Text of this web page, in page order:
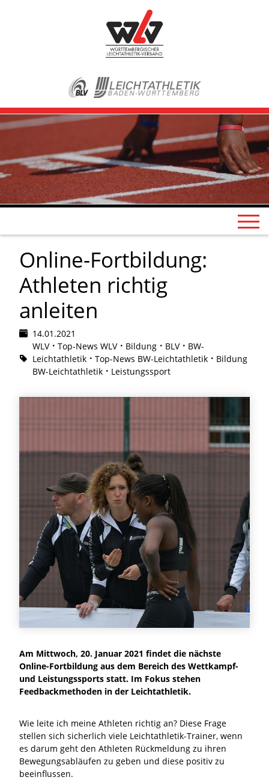
Online-Fortbildung:
Athleten richtig
anleiten
14.01.2021
WLV
Top-News WLV Bildung BLV
BW-
Leichtathletik
Top-News BW-Leichtathletik
Bildung
BW-Leichtathletik
Leistungssport
Am Mittwoch, 20. Januar 2021 findet die nächste
Online-Fortbildung aus dem Bereich des Wettkampf-
und Leistungssports statt. Im Fokus stehen
Feedbackmethoden in der Leichtathletik.
Wie leite ich meine Athleten richtig an? Diese Frage
stellen sich sicherlich viele Leichtathletik-Trainer, wenn
es darum geht den Athleten Rückmeldung zu ihren
Bewegungsabläufen zu geben und diese positiv zu
beeinflussen.